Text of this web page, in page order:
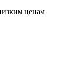
ценам